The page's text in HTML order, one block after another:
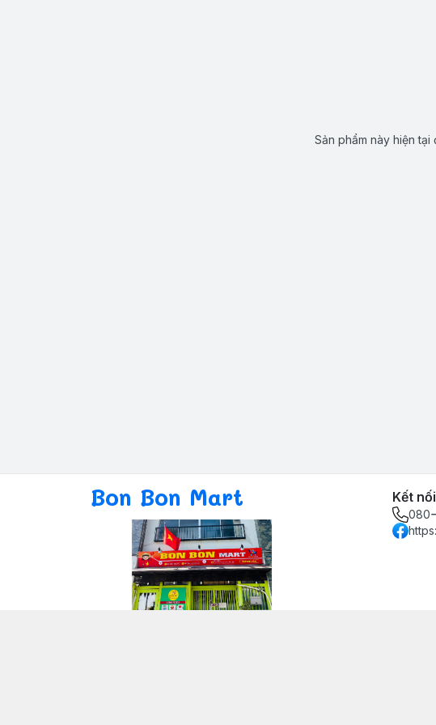
Sản phẩm này hiện
Bon Bon Mart Kết
080